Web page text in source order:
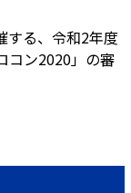
する、令和2年度
コン2020」の審